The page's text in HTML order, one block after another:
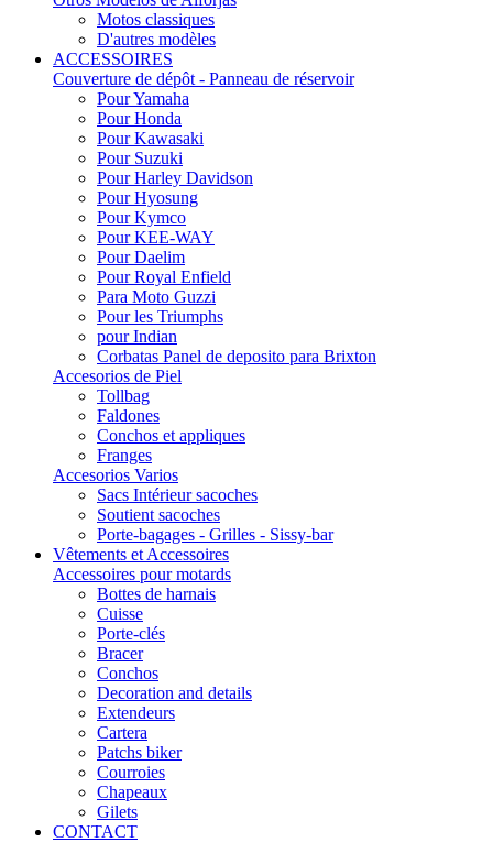
Motos classiques
D'autres modèles
ACCESSOIRES
Couverture de dépôt - Panneau de réservoir
Pour Yamaha
Pour Honda
Pour Kawasaki
Pour Suzuki
Pour Harley Davidson
Pour Hyosung
Pour Kymco
Pour KEE-WAY
Pour Daelim
Pour Royal Enfield
Para Moto Guzzi
Pour les Triumphs
pour Indian
Corbatas Panel de deposito para Brixton
Accesorios de Piel
Tollbag
Faldones
Conchos et appliques
Franges
Accesorios Varios
Sacs Intérieur sacoches
Soutient sacoches
Porte-bagages - Grilles - Sissy-bar
Vêtements et Accessoires
Accessoires pour motards
Bottes de harnais
Cuisse
Porte-clés
Bracer
Conchos
Decoration and details
Extendeurs
Cartera
Patchs biker
Courroies
Chapeaux
Gilets
CONTACT